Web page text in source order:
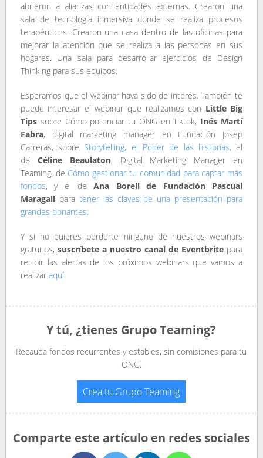
abrieron a alianzas con entidades externas. Crearon una
sala de tecnología inmersiva donde se realiza procesos
terapéuticos. Crearon una casa dentro de las oficinas para
mejorar la atención que se realiza a las personas en sus
hogares. Una sala para desarrollar ejercicios de Design
Thinking para sus equipos.
Esperamos que el webinar haya sido de interés. También te
puede interesar el webinar que realizamos con Little Big
Tipssobre Cómo potenciar tu ONG en Tiktok, Inés Martí
Fabra, digital marketing manager en Fundación Josep
Carreras, sobreStorytelling, el Poder de las historias, el
de Céline Beaulaton, Digital Marketing Manager en
Teaming, de Cómo gestionar tu comunidad para captar más
fondos, y el de Ana Borell de Fundación Pascual
Maragallpara tener las claves de una presentación para
grandes donantes.
Y si no quieres perderte ninguno de nuestros webinars
gratuitos, suscríbete a nuestro canal de Eventbrite para
recibir las alertas de los próximos webinars que vamos a
realizar aquí.
Y tú, ¿tienes Grupo Teaming?
Recauda fondos recurrentes y estables, sin comisiones para tu
ONG.
Crea tu Grupo Teaming
Comparte este artículo en redes sociales